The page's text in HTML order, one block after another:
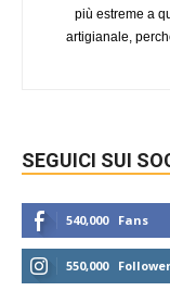
più estreme a
artigianale,
SEGUICI SUI
540,000 Fans
550,000 Follower